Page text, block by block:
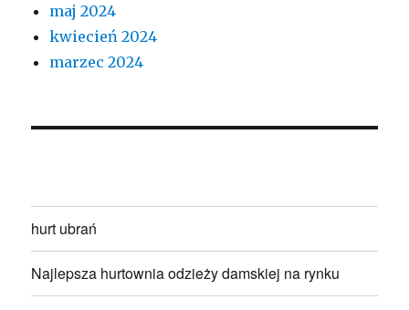
maj 2024
kwiecień 2024
marzec 2024
hurt ubrań
Najlepsza hurtownia odzieży damskiej na rynku